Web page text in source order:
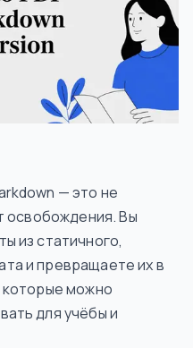
— это не
освобождения. Вы
из статичного,
и превращаете их в
которые можно
для учёбы и